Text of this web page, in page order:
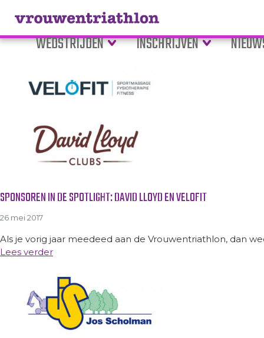
WEDSTRIJDEN INSCHRIJVEN
Tag Archive: sportschool
SPONSOREN IN DE SPOTLIGHT: DAVID LLOYD EN VELOFIT
26 mei 2017
Als je vorig jaar meedeed aan de Vrouwentriathlon, dan
Lees verder